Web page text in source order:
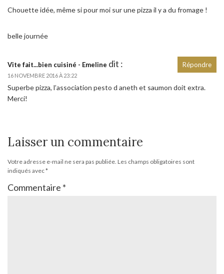
Chouette idée, même si pour moi sur une pizza il y a du fromage !
belle journée
Vite fait...bien cuisiné - Emeline dit :
16 NOVEMBRE 2016 À 23:22
Superbe pizza, l’association pesto d aneth et saumon doit extra.
Merci!
Répondre
Laisser un commentaire
Votre adresse e-mail ne sera pas publiée. Les champs obligatoires sont
indiqués avec*
Commentaire *